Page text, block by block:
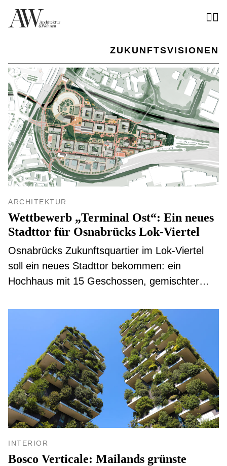
ZUKUNFTSVISIONEN
ARCHITEKTUR
Wettbewerb „Terminal Ost“: Ein neues
Stadttor für Osnabrücks Lok-Viertel
Osnabrücks Zukunftsquartier im Lok-Viertel
soll ein neues Stadttor bekommen: ein
Hochhaus mit 15 Geschossen, gemischter
geladenen Wettbewerb haben
Architekturstudierende aus ganz Deutschland
ihre Visionen vorgelegt. Der Siegerentwurf
kommt aus Düsseldorf.
INTERIOR
Bosco Verticale: Mailands grünste